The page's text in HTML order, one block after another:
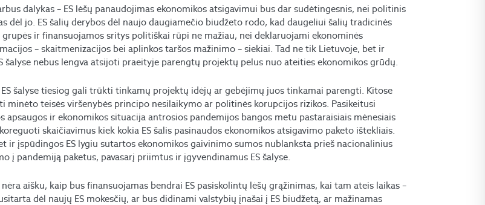
dalykas – ES lėšų panaudojimas ekonomikos atsigavimui bus dar sudėtingesnis, nei politinis
dėl jo. ES šalių derybos dėl naujo daugiamečio biudžeto rodo, kad daugeliui šalių tradicinės
grupės ir finansuojamos sritys politiškai rūpi ne mažiau, nei deklaruojami ekonominės
– skaitmenizacijos bei aplinkos taršos mažinimo – siekiai. Tad ne tik Lietuvoje, bet ir
šalyse nebus lengva atsijoti praeityje parengtų projektų pelus nuo ateities ekonomikos grūdų.
ES šalyse tiesiog gali trūkti tinkamų projektų idėjų ar gebėjimų juos tinkamai parengti. Kitose
minėto teisės viršenybės principo nesilaikymo ar politinės korupcijos rizikos. Pasikeitusi
apsaugos ir ekonomikos situacija antrosios pandemijos bangos metu pastaraisiais mėnesiais
skaičiavimus kiek kokia ES šalis pasinaudos ekonomikos atsigavimo paketo ištekliais.
ir įspūdingos ES lygiu sutartos ekonomikos gaivinimo sumos nublanksta prieš nacionalinius
į pandemiją paketus, pavasarį priimtus ir įgyvendinamus ES šalyse.
aišku, kaip bus finansuojamas bendrai ES pasiskolintų lėšų grąžinimas, kai tam ateis laikas –
dėl naujų ES mokesčių, ar bus didinami valstybių įnašai į ES biudžetą, ar mažinamas